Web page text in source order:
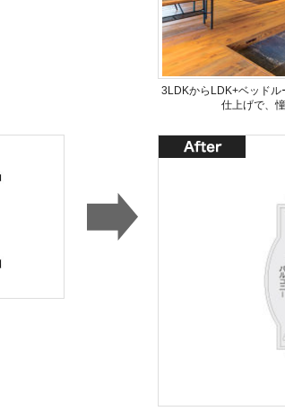
3LDKからLDK+ベッドル
仕上げで、